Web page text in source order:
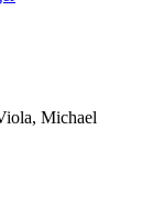
Michael